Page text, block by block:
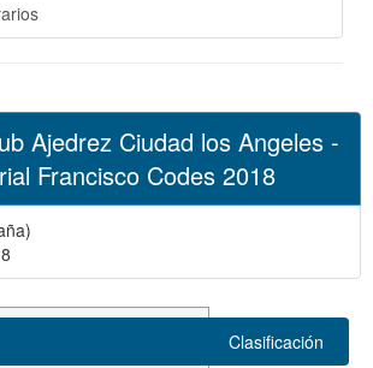
Ajedrez Ciudad los Angeles -
Francisco Codes 2018
Clasificación